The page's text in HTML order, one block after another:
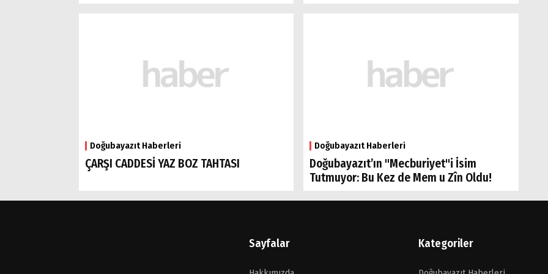
Doğubayazıt Haberleri
ÇARŞI CADDESİ YAZ BOZ TAHTASI
Doğubayazıt Haberleri
Doğubayazıt’ın "Mecburiyet"i İsim
Tutmuyor: Bu Kez de Mem u Zîn Oldu!
Sayfalar Kategoriler